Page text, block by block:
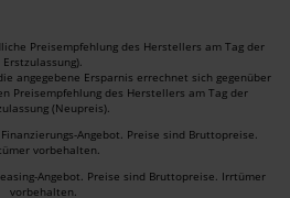
Preisempfehlung des Herstellers am Tag der
Erstzulassung).
angegebene Ersparnis errechnet sich gegenüber
Preisempfehlung des Herstellers am Tag der
(Neupreis).
Angebot. Preise sind Bruttopreise.
vorbehalten.
Angebot. Preise sind Bruttopreise. Irrtümer
vorbehalten.